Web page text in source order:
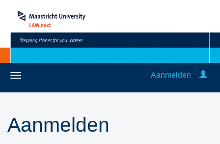
Aanmelden
Aanmelden